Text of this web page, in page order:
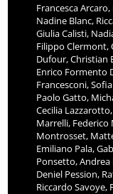
Francesca
Nadine Blanc,
Giulia Calisti,
Filippo Clermont,
Dufour, Christian
Enrico Formento
Francesconi,
Paolo Gatto,
Cecilia
Marrelli, Federico
Montrosset,
Emiliano Pala,
Ponsetto,
Deniel Pession,
Riccardo Savoye,